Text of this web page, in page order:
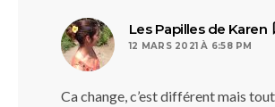
Les Papilles de Karen
12 MARS 2021 À 6:58 PM
Ca change, c’est différent mais